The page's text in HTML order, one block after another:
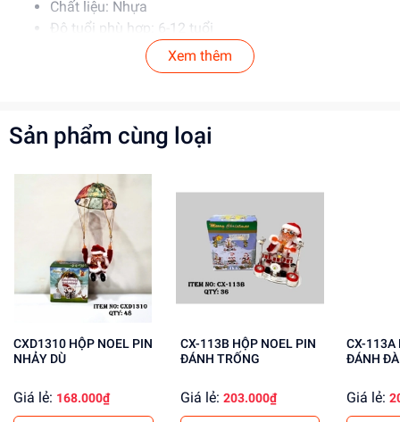
Chất liệu: Nhựa
Độ tuổi phù hợp: 6-12 tuổi
Hướng Dẫn Sử Dụng
Để xa tầm tay trẻ em khi không sử dụng
Lợi Ích Phát Triển
Phát triển tư duy và sáng tạo
Rèn luyện kỹ năng giải quyết vấn đề
Tăng cường khả năng phối hợp tay mắt
Mua ngay tạidochoitinphat.com, chúng tôi cung cấp giá sỉ
cho khách buôn và đảm bảo chất lượng sản phẩm.
Xem thêm
Sản phẩm cùng loại
CXD1310 HỘP NOEL PIN
NHẢY DÙ
Giá lẻ: 168.000₫
CX-113B HỘP NOEL PIN
ĐÁNH TRỐNG
Giá lẻ: 203.000₫
CX-113A HỘP NOEL PIN
ĐÁNH
Giá lẻ: